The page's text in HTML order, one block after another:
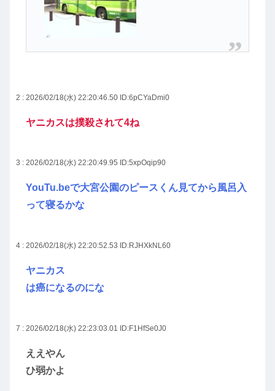
2 : 2026/02/18(水) 22:20:46.50 ID:6pCYaDmi0
ヤニカスは撲殺されて4ね
3 : 2026/02/18(水) 22:20:49.95 ID:5xpOqip90
YouTu.beで大宮公園のピースくん見てから風呂入
って寝るかな
4 : 2026/02/18(水) 22:20:52.53 ID:RJHXkNL60
ヤニカス
は癌になるのにな
7 : 2026/02/18(水) 22:23:03.01 ID:F1HfSe0J0
ええやん
ひ弱かよ